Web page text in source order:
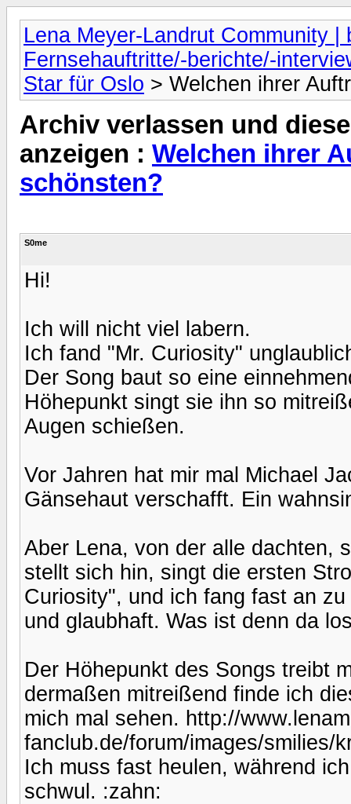
Lena Meyer-Landrut Community |
Fernsehauftritte/-berichte/-
Star für Oslo > Welchen ihrer
Archiv verlassen und
anzeigen : Welchen ihrer
schönsten?
S0me
Hi!
Ich will nicht viel labern.
Ich fand "Mr. Curiosity"
Der Song baut so eine
Höhepunkt singt sie ihn so
Augen schießen.
Vor Jahren hat mir mal Michael
Gänsehaut verschafft. Ein
Aber Lena, von der alle dachten,
stellt sich hin, singt die ersten
Curiosity", und ich fang fast an
und glaubhaft. Was ist denn da
Der Höhepunkt des Songs treibt
dermaßen mitreißend finde ich
mich mal sehen. http://
fanclub.de/forum/images/smilies/
Ich muss fast heulen, während
schwul. :zahn: